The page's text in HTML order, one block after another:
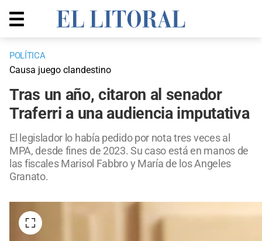
POLÍTICA
Causa juego clandestino
Tras un año, citaron al senador
Traferri a una audiencia imputativa
El legislador lo había pedido por nota tres veces al
MPA, desde fines de 2023. Su caso está en manos de
las fiscales Marisol Fabbro y María de los Angeles
Granato.